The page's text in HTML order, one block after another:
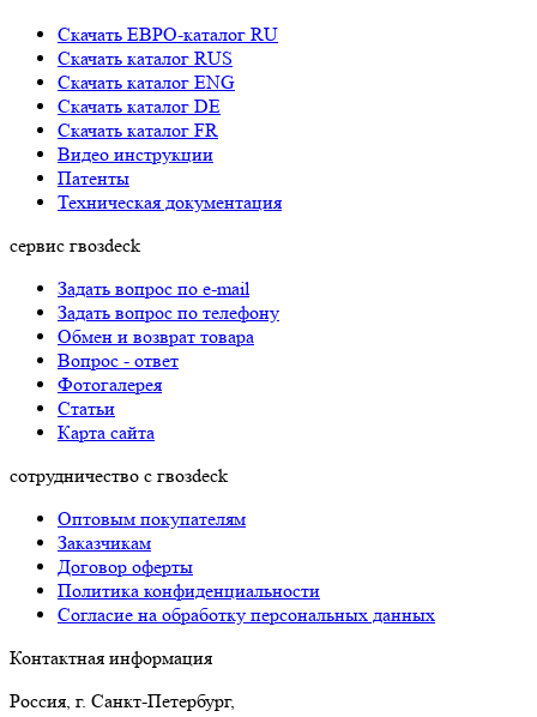
Скачать ЕВРО-каталог RU
Скачать каталог RUS
Cкачать каталог ENG
Cкачать каталог DE
Cкачать каталог FR
Видео инструкции
Патенты
Техническая документация
сервис гвозdeck
Задать вопрос по e-mail
Задать вопрос по телефону
Обмен и возврат товара
Вопрос - ответ
Фотогалерея
Статьи
Карта сайта
сотрудничество с гвозdeck
Оптовым покупателям
Заказчикам
Договор оферты
Политика конфиденциальности
Согласие на обработку персональных данных
Контактная информация
Россия, г. Санкт-Петербург,